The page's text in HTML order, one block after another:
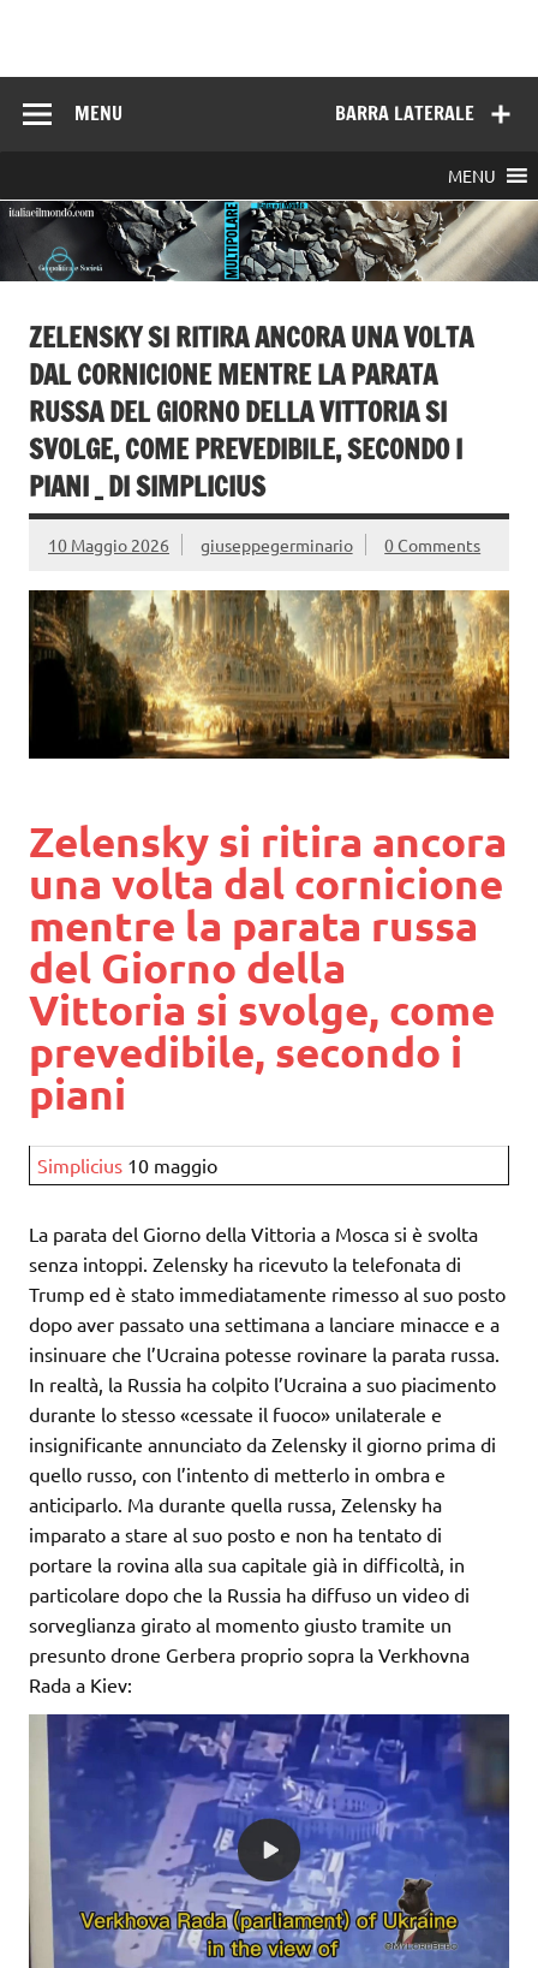
BARRA LATERALE
MENU
MENU
ZELENSKY SI RITIRA ANCORA UNA VOLTA
DAL CORNICIONE MENTRE LA PARATA
RUSSA DEL GIORNO DELLA VITTORIA SI
SVOLGE, COME PREVEDIBILE, SECONDO I
PIANI _ DI SIMPLICIUS
10 Maggio 2026 giuseppegerminario 0 Comments
Zelensky si ritira ancora
una volta dal cornicione
mentre la parata russa
del Giorno della
Vittoria si svolge, come
prevedibile, secondo i
piani
Simplicius 10 maggio
La parata del Giorno della Vittoria a Mosca si è svolta
senza intoppi. Zelensky ha ricevuto la telefonata di
Trump ed è stato immediatamente rimesso al suo posto
dopo aver passato una settimana a lanciare minacce e a
insinuare che l’Ucraina potesse rovinare la parata russa.
In realtà, la Russia ha colpito l’Ucraina a suo piacimento
durante lo stesso «cessate il fuoco» unilaterale e
insignificante annunciato da Zelensky il giorno prima di
quello russo, con l’intento di metterlo in ombra e
anticiparlo. Ma durante quella russa, Zelensky ha
imparato a stare al suo posto e non ha tentato di
portare la rovina alla sua capitale già in difficoltà, in
particolare dopo che la Russia ha diffuso un video di
sorveglianza girato al momento giusto tramite un
presunto drone Gerbera proprio sopra la Verkhovna
Rada a Kiev: